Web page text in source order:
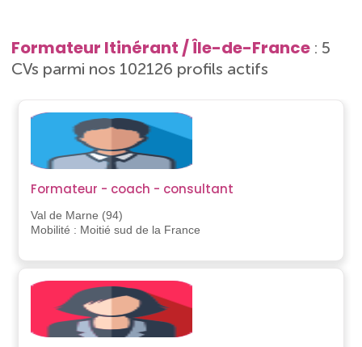
Formateur Itinérant / Île-de-France : 5
CVs parmi nos 102126 profils actifs
Formateur - coach - consultant
Val de Marne (94)
Mobilité : Moitié sud de la France